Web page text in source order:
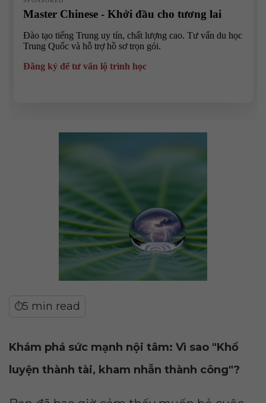
⏱5 min read
Khám phá sức mạnh nội tâm: Vì sao "Khổ
luyện thành tài, kham nhẫn thành công"?